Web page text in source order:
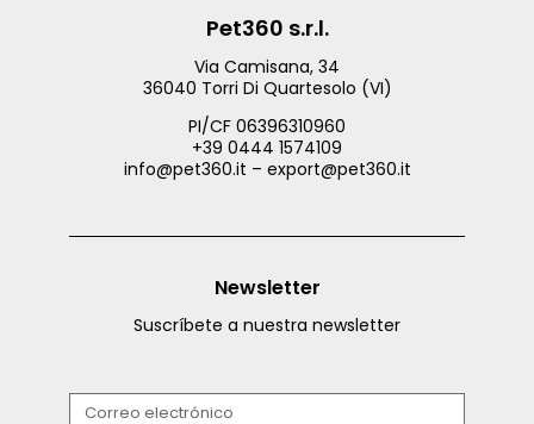
Pet360 s.r.l.
Via Camisana, 34
36040 Torri Di Quartesolo (VI)
PI/CF 06396310960
+39 0444 1574109
info@pet360.it – export@pet360.it
Newsletter
Suscríbete a nuestra newsletter